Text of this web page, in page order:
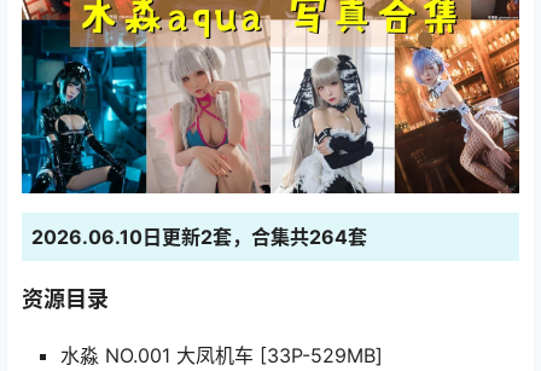
2026.06.10日更新2套，合集共264套
资源目录
水淼 NO.001 大凤机车 [33P-529MB]